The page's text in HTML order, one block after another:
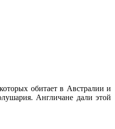
обитает в Австралии и
Англичане дали этой